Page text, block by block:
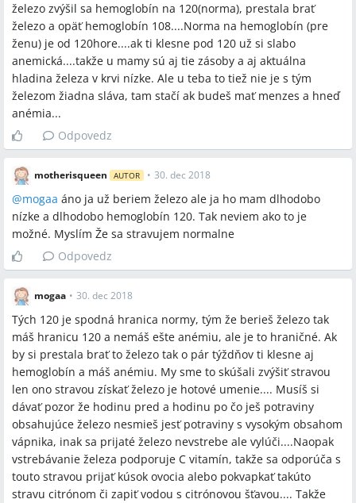
železo zvýšil sa hemoglobín na 120(norma), prestala brať
železo a opäť hemoglobín 108....Norma na hemoglobín (pre
ženu) je od 120hore....ak ti klesne pod 120 už si slabo
anemická....takže u mamy sú aj tie zásoby a aj aktuálna
hladina železa v krvi nízke. Ale u teba to tiež nie je s tým
železom žiadna sláva, tam stačí ak budeš mať menzes a hneď
anémia...
Odpovedz
motherisqueen AUTOR • 30. dec 2018
@mogaa áno ja už beriem železo ale ja ho mam dlhodobo
nízke a dlhodobo hemoglobín 120. Tak neviem ako to je
možné. Myslím Že sa stravujem normalne
Odpovedz
mogaa • 30. dec 2018
Tých 120 je spodná hranica normy, tým že berieš železo tak
máš hranicu 120 a nemáš ešte anémiu, ale je to hraničné. Ak
by si prestala brať to železo tak o pár týždňov ti klesne aj
hemoglobín a máš anémiu. My sme to skúšali zvýšiť stravou
len ono stravou získať železo je hotové umenie.... Musíš si
dávať pozor že hodinu pred a hodinu po čo ješ potraviny
obsahujúce železo nesmieš jesť potraviny s vysokým obsahom
vápnika, inak sa prijaté železo nevstrebe ale vylúči....Naopak
vstrebávanie železa podporuje C vitamín, takže sa odporúča s
touto stravou prijať kúsok ovocia alebo pokvapkať takúto
stravu citrónom či zapiť vodou s citrónovou šťavou.... Takže